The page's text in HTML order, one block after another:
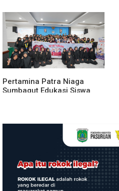
Gizi
Pertamina Patra Niaga
Sumbagut Edukasi Siswa